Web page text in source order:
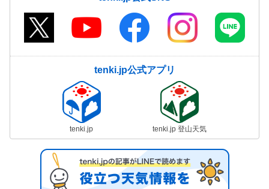
tenki.jp公式アプリ
tenki.jp tenki.jp 登山天気